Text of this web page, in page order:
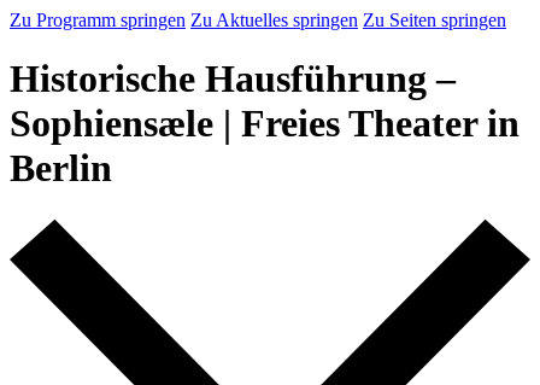
Zu Programm springen Zu Aktuelles springen Zu Seiten springen
Historische Hausführung –
Sophiensæle | Freies Theater in
Berlin